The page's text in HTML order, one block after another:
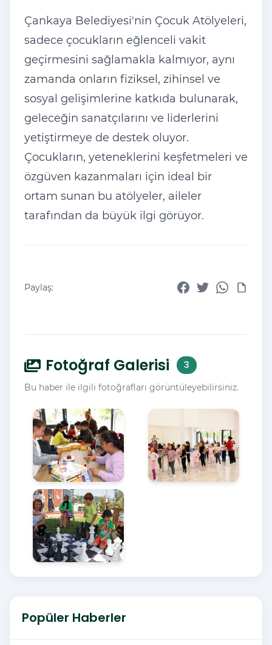
Çankaya Belediyesi'nin Çocuk Atölyeleri,
sadece çocukların eğlenceli vakit
geçirmesini sağlamakla kalmıyor, aynı
zamanda onların fiziksel, zihinsel ve
sosyal gelişimlerine katkıda bulunarak,
geleceğin sanatçılarını ve liderlerini
yetiştirmeye de destek oluyor.
Çocukların, yeteneklerini keşfetmeleri ve
özgüven kazanmaları için ideal bir
ortam sunan bu atölyeler, aileler
tarafından da büyük ilgi görüyor.
Paylaş:
Fotoğraf Galerisi 3
Bu haber ile ilgili fotoğrafları görüntüleyebilirsiniz.
Popüler Haberler